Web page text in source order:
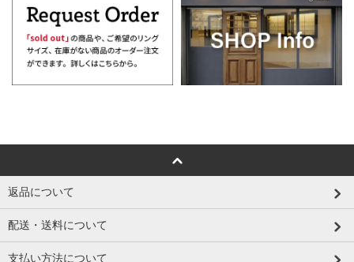
返品について
配送・送料について
支払い方法について